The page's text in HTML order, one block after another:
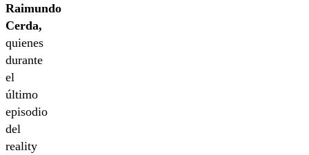
Raimundo
Cerda,
quienes
durante
el
último
episodio
del
reality